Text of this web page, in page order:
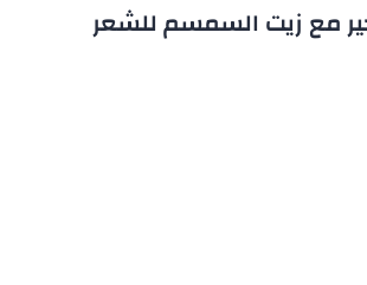
مع زيت السمسم للشعر